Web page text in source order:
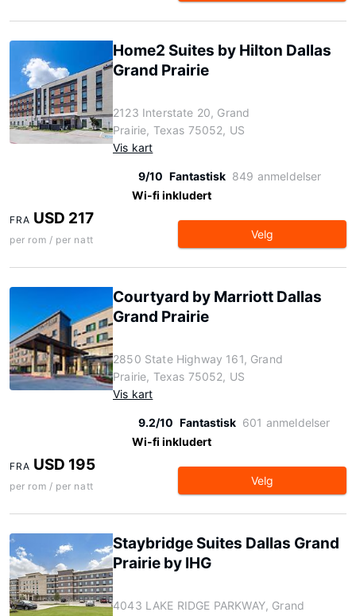
Home2 Suites by Hilton Dallas
Grand Prairie
2123 Interstate 20, Grand
Prairie, Texas 75052, US
Vis kart
9/10 Fantastisk 849 anmeldelser
Wi-fi inkludert
FRA USD 217
per rom / per natt Velg
Courtyard by Marriott Dallas
Grand Prairie
2850 State Highway 161, Grand
Prairie, Texas 75052, US
Vis kart
9.2/10 Fantastisk 601 anmeldelser
Wi-fi inkludert
FRA USD 195
per rom / per natt Velg
Staybridge Suites Dallas Grand
Prairie by IHG
4043 LAKE RIDGE PARKWAY, Grand